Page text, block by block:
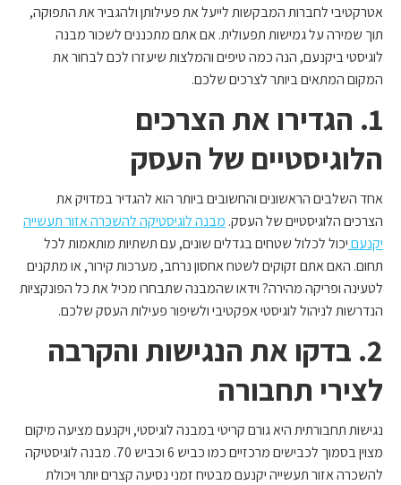
אטרקטיבי לחברות המבקשות לייעל את פעילותן ולהגביר את התפוקה,
תוך שמירה על גמישות תפעולית. אם אתם מתכננים לשכור מבנה
לוגיסטי ביקנעם, הנה כמה טיפים והמלצות שיעזרו לכם לבחור את
המקום המתאים ביותר לצרכים שלכם.
1. הגדירו את הצרכים
הלוגיסטיים של העסק
אחד השלבים הראשונים והחשובים ביותר הוא להגדיר במדויק את
הצרכים הלוגיסטיים של העסק. מבנה לוגיסטיקה להשכרה אזור תעשייה
יקנעםיכול לכלול שטחים בגדלים שונים, עם תשתיות מותאמות לכל
תחום. האם אתם זקוקים לשטח אחסון נרחב, מערכות קירור, או מתקנים
לטעינה ופריקה מהירה? וידאו שהמבנה שתבחרו מכיל את כל הפונקציות
הנדרשות לניהול לוגיסטי אפקטיבי ולשיפור פעילות העסק שלכם.
2. בדקו את הנגישות והקרבה
לצירי תחבורה
נגישות תחבורתית היא גורם קריטי במבנה לוגיסטי, ויקנעם מציעה מיקום
מצוין בסמוך לכבישים מרכזיים כמו כביש 6 וכביש 70. מבנה לוגיסטיקה
להשכרה אזור תעשייה יקנעם מבטיח זמני נסיעה קצרים יותר ויכולת